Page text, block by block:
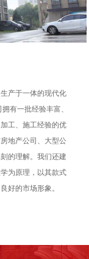
产于一体的现代化
有一批经验丰富、
工、施工经验的优
地产公司、大型公
的理解。我们还建
为原理，以其款式
好的市场形象。